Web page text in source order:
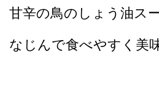
甘辛の鳥のしょう油ス
なじんで食べやすく美